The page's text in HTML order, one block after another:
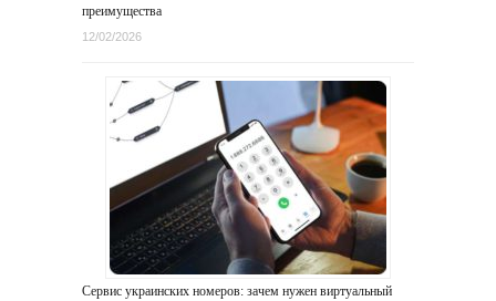
преимущества
12/02/2026
Сервис украинских номеров: зачем нужен виртуальный